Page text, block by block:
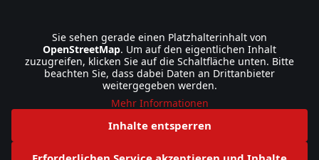
Sie sehen gerade einen Platzhalterinhalt von
OpenStreetMap. Um auf den eigentlichen Inhalt
zuzugreifen, klicken Sie auf die Schaltfläche unten. Bitte
beachten Sie, dass dabei Daten an Drittanbieter
weitergegeben werden.
Mehr Informationen
Inhalte entsperren